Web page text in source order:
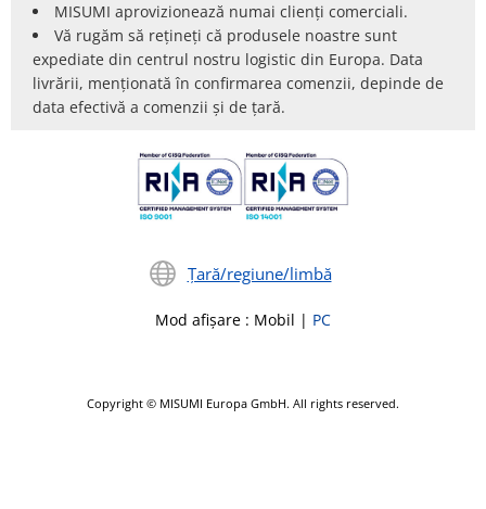
MISUMI aprovizionează numai clienți comerciali.
Vă rugăm să rețineți că produsele noastre sunt
expediate din centrul nostru logistic din Europa. Data
livrării, menționată în confirmarea comenzii, depinde de
data efectivă a comenzii și de țară.
Țară/regiune/limbă
Mod afișare : Mobil | PC
Copyright © MISUMI Europa GmbH. All rights reserved.